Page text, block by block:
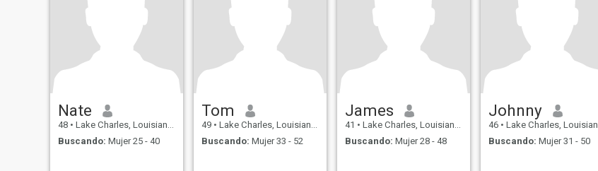
Nate
48 • Lake Charles, Louisiana, Estados Unidos
Buscando: Mujer 25 - 40
Tom
49 • Lake Charles, Louisiana, Estados Unidos
Buscando: Mujer 33 - 52
James
41 • Lake Charles, Louisiana, Estados Unidos
Buscando: Mujer 28 - 48
Johnny
46 • Lake Charles, Louisiana, Estados Unidos
Buscando: Mujer 31 - 50